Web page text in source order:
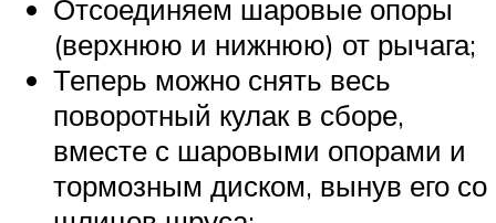
Отсоединяем шаровые опоры
(верхнюю и нижнюю) от рычага;
Теперь можно снять весь
поворотный кулак в сборе,
вместе с шаровыми опорами и
тормозным диском, вынув его со